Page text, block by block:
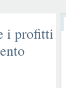
i profitti